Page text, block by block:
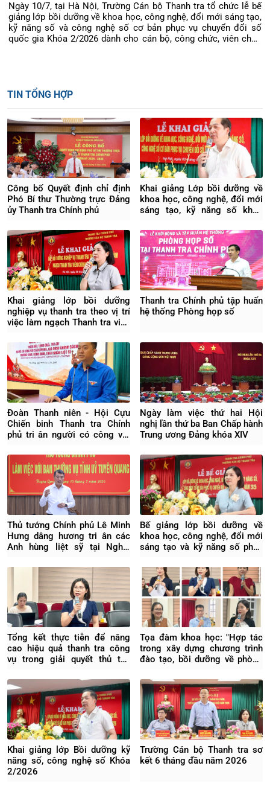
Ngày 10/7, tại Hà Nội, Trường Cán bộ Thanh tra tổ chức lễ bế
giảng lớp bồi dưỡng về khoa học, công nghệ, đổi mới sáng tạo,
kỹ năng số và công nghệ số cơ bản phục vụ chuyển đổi số
quốc gia Khóa 2/2026 dành cho cán bộ, công chức, viên chức
TIN TỔNG HỢP
Công bố Quyết định chỉ định
Phó Bí thư Thường trực Đảng
ủy Thanh tra Chính phủ
Khai giảng Lớp bồi dưỡng về
khoa học, công nghệ, đổi mới
sáng tạo, kỹ năng số khóa
Khai giảng lớp bồi dưỡng
nghiệp vụ thanh tra theo vị trí
việc làm ngạch Thanh tra viên
Thanh tra Chính phủ tập huấn
hệ thống Phòng họp số
Đoàn Thanh niên - Hội Cựu
Chiến binh Thanh tra Chính
phủ tri ân người có công với
Ngày làm việc thứ hai Hội
nghị lần thứ ba Ban Chấp hành
Trung ương Đảng khóa XIV
Thủ tướng Chính phủ Lê Minh
Hưng dâng hương tri ân các
Anh hùng liệt sỹ tại Nghĩa
Xuyên
Bế giảng lớp bồi dưỡng về
khoa học, công nghệ, đổi mới
sáng tạo và kỹ năng số phục
K2/2026
Tổng kết thực tiễn để nâng
cao hiệu quả thanh tra công
vụ trong giải quyết thủ tục
Tọa đàm khoa học: "Hợp tác
trong xây dựng chương trình
đào tạo, bồi dưỡng về phòng
doanh nghiệp"
Khai giảng lớp Bồi dưỡng kỹ
năng số, công nghệ số Khóa
2/2026
Trường Cán bộ Thanh tra sơ
kết 6 tháng đầu năm 2026